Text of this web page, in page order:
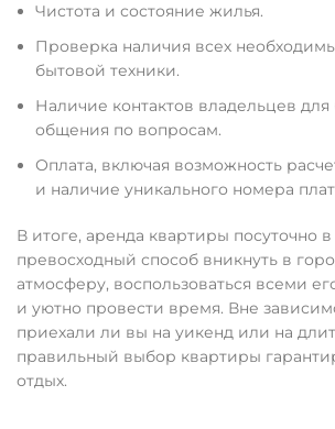
Чистота и состояние жилья.
Проверка наличия всех
бытовой техники.
Наличие контактов владельцев для
общения по вопросам.
Оплата, включая возможность
и наличие уникального номера
В итоге, аренда квартиры посуточно в
превосходный способ вникнуть в
атмосферу, воспользоваться всеми
и уютно провести время. Вне
приехали ли вы на уикенд или на
правильный выбор квартиры
отдых.